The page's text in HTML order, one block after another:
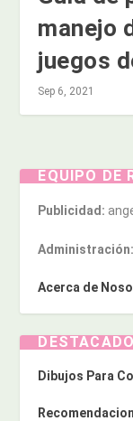
manejo
juegos
Sep 6, 2021
EQUIPO DE
Publicidad:
Administración:
Acerca de
Dibujos Para